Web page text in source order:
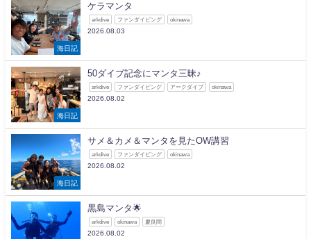
海日記
ケラマンタ
arkdive ファンダイビング okinawa
2026.08.03
海日記
50ダイブ記念にマンタ三昧♪
arkdive ファンダイビング アークダイブ okinawa
2026.08.02
海日記
サメ＆カメ＆マンタを見たOW講習
arkdive ファンダイビング okinawa
2026.08.02
黒島マンタ🌟
arkdive okinawa 慶良間
2026.08.02